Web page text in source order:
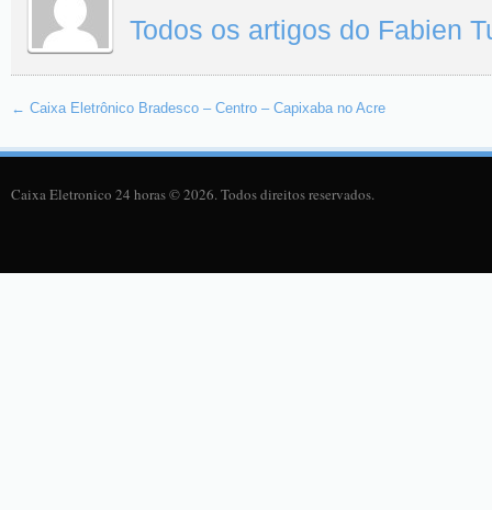
Todos os artigos do Fabien
← Caixa Eletrônico Bradesco – Centro – Capixaba no Acre
Caixa Eletronico 24 horas © 2026. Todos direitos reservados.